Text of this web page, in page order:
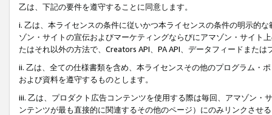
乙は、下記の要件を遵守することに同意します。
i. 乙は、本ライセンスの条件に従いかつ本ライセンスの条件の明示的
ゾン・サイトの宣伝およびマーケティングならびにアマゾン・サイト
たはそれ以外の方法で、Creators API、PA API、データフィードまた
ii. 乙は、全ての仕様書類を含め、本ライセンスその他のプログラム・
および資料を遵守するものとします。
iii. 乙は、プロダクト広告コンテンツを使用する際は毎回、アマゾン
ンテンツが最も直接的に関連するその他のページ）にのみリンクさせ